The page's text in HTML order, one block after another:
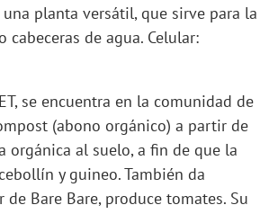
planta versátil, que sirve para la
de agua. Celular:
se encuentra en la comunidad de
(abono orgánico) a partir de
orgánica al suelo, a fin de que la
y guineo. También da
Bare Bare, produce tomates. Su